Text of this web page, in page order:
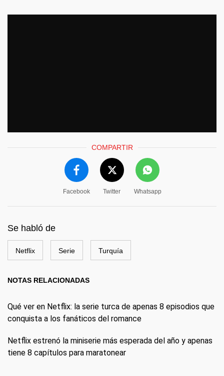
COMPARTIR
Facebook Twitter Whatsapp
Se habló de
Netflix Serie Turquía
NOTAS RELACIONADAS
Qué ver en Netflix: la serie turca de apenas 8 episodios que
conquista a los fanáticos del romance
Netflix estrenó la miniserie más esperada del año y apenas
tiene 8 capítulos para maratonear